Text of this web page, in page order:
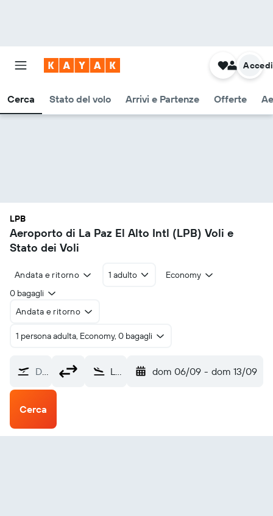
Cerca Stato del volo Arrivi e Partenze Offerte
Accedi
LPB
Aeroporto di La Paz El Alto Intl (LPB) Voli e
Stato dei Voli
Andata e ritorno 1 adulto
Economy
0 bagagli
Andata e ritorno
1 persona adulta, Economy, 0 bagagli
Da dove? La Paz El Alto Intl (LPB) dom 06/09 - dom 13/09
Cerca